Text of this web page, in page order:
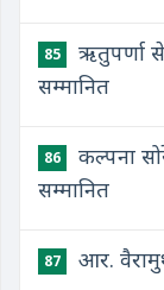
85
ऋतुपर्णा
सम्मानित
86
कल्पना
सम्मानित
87 आर.